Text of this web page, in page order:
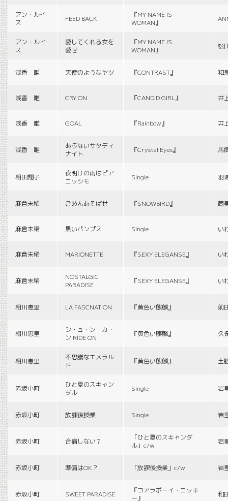
アン・ルイ
ス
FEED BACK
『MY NAME IS
WOMAN』
アン・ルイ
ス
愛してくれる女を
愛せ
『MY NAME IS
WOMAN』
松
浅香 唯 天使のようなヤツ 『CONTRAST』 和
浅香 唯 CRY ON 『CANDID GIRL』 井
浅香 唯 GOAL 『Rainbow』 井
浅香 唯
あぶないサタディ
ナイト
『Crystal Eyes』 馬
相田翔子
夜明けの雨はピア
ニッシモ
Single 羽
麻倉未稀 ごめんあそばせ 『SNOWBIRD』 筒
麻倉未稀 黒いパンプス Single い
麻倉未稀 MARIONETTE 『SEXY ELEGANSE』 い
麻倉未稀
NOSTALGIC
PARADISE
『SEXY ELEGANSE』 い
相川恵里 LA FASCNATION 『黄色い麒麟』 前
相川恵里
シ・ュ・ン・カ・
ン RIDE ON
『黄色い麒麟』 久
相川恵里
不思議なエメラル
ド
『黄色い麒麟』 土
赤坂小町
ひと夏のスキャン
ダル
Single 岩
赤坂小町 放課後授業 Single 岩
赤坂小町 合宿しない？
「ひと夏のスキャンダ
ル」c/w
岩
赤坂小町 準備はOK？ 「放課後授業」c/w 岩
赤坂小町 SWEET PARADISE
『コアラボーイ・コッキ
ー』
和